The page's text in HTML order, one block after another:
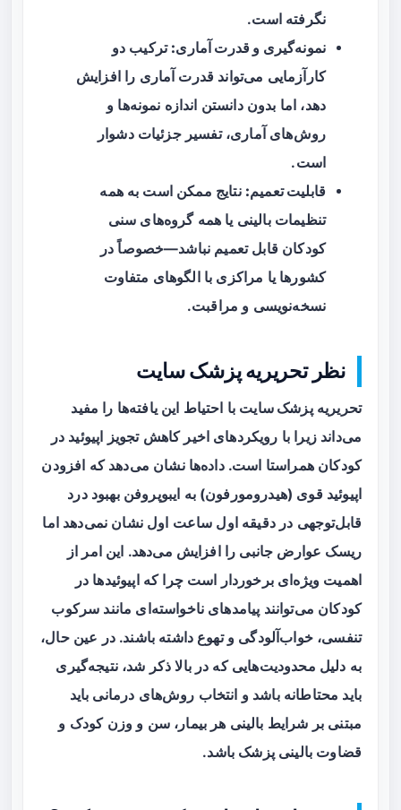
نگرفته است.
نمونه‌گیری و قدرت آماری: ترکیب دو
کارآزمایی می‌تواند قدرت آماری را افزایش
دهد، اما بدون دانستن اندازه نمونه‌ها و
روش‌های آماری، تفسیر جزئیات دشوار
است.
قابلیت تعمیم: نتایج ممکن است به همه
تنظیمات بالینی یا همه گروه‌های سنی
کودکان قابل تعمیم نباشد—خصوصاً در
کشورها یا مراکزی با الگوهای متفاوت
نسخه‌نویسی و مراقبت.
نظر تحریریه پزشک سایت
تحریریهپزشک سایت با احتیاط این یافته‌ها را مفید
می‌داند زیرا با رویکردهای اخیر کاهش تجویز اپیوئید در
کودکان همراستا است. داده‌ها نشان می‌دهد که افزودن
اپیوئید قوی (هیدرومورفون) به ایبوپروفن بهبود درد
قابل‌توجهی در دقیقه اول ساعت اول نشان نمی‌دهد اما
ریسک عوارض جانبی را افزایش می‌دهد. این امر از
اهمیت ویژه‌ای برخوردار است چرا که اپیوئیدها در
کودکان می‌توانند پیامدهای ناخواسته‌ای مانند سرکوب
تنفسی، خواب‌آلودگی و تهوع داشته باشند. در عین حال،
به دلیل محدودیت‌هایی که در بالا ذکر شد، نتیجه‌گیری
باید محتاطانه باشد و انتخاب‌ روش‌های درمانی باید
مبتنی بر شرایط بالینی هر بیمار، سن و وزن کودک و
قضاوت بالینی پزشک باشد.